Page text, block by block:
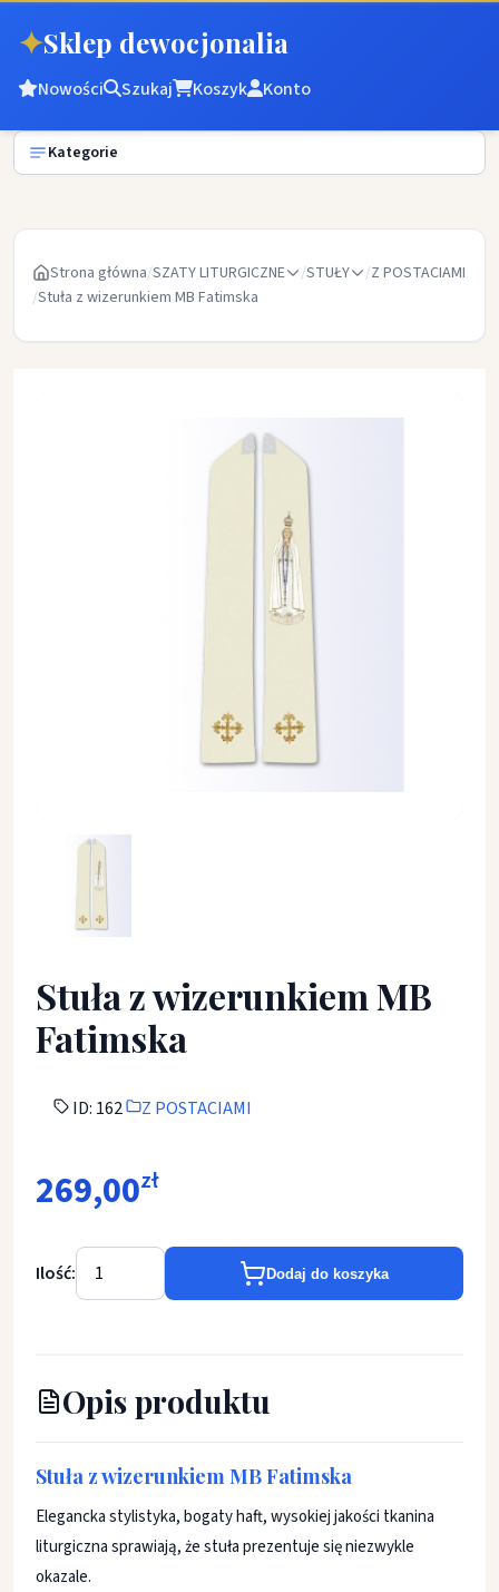
✦Sklep dewocjonalia
Nowości Szukaj Koszyk Konto
Kategorie
Strona główna/SZATY LITURGICZNE /STUŁY /Z POSTACIAMI
/Stuła z wizerunkiem MB Fatimska
Stuła z wizerunkiem MB Fatimska - Z POSTACIAMI - Stuła
Stuła z wizerunkiem MB
Fatimska
ID: 162 Z POSTACIAMI
269,00zł
Ilość: Dodaj do koszyka
Opis produktu
Stuła z wizerunkiem MB Fatimska
Elegancka stylistyka, bogaty haft, wysokiej jakości tkanina
liturgiczna sprawiają, że stuła prezentuje się niezwykle
okazale.